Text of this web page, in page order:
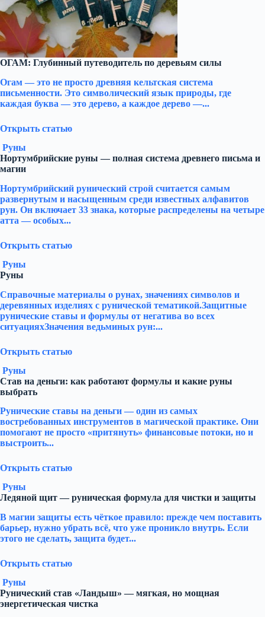
ОГАМ: Глубинный путеводитель по деревьям силы
Огам — это не просто древняя кельтская система
письменности. Это символический язык природы, где
каждая буква — это дерево, а каждое дерево —...
Открыть статью
Руны
Нортумбрийские руны — полная система древнего письма и
магии
Нортумбрийский рунический строй считается самым
развернутым и насыщенным среди известных алфавитов
рун. Он включает 33 знака, которые распределены на четыре
атта — особых...
Открыть статью
Руны
Руны
Справочные материалы о рунах, значениях символов и
деревянных изделиях с рунической тематикой.Защитные
рунические ставы и формулы от негатива во всех
ситуацияхЗначения ведьминых рун:...
Открыть статью
Руны
Став на деньги: как работают формулы и какие руны
выбрать
Рунические ставы на деньги — один из самых
востребованных инструментов в магической практике. Они
помогают не просто «притянуть» финансовые потоки, но и
выстроить...
Открыть статью
Руны
Ледяной щит — руническая формула для чистки и защиты
В магии защиты есть чёткое правило: прежде чем поставить
барьер, нужно убрать всё, что уже проникло внутрь. Если
этого не сделать, защита будет...
Открыть статью
Руны
Рунический став «Ландыш» — мягкая, но мощная
энергетическая чистка